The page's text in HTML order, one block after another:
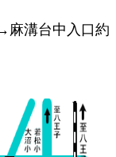
麻溝台中入口約